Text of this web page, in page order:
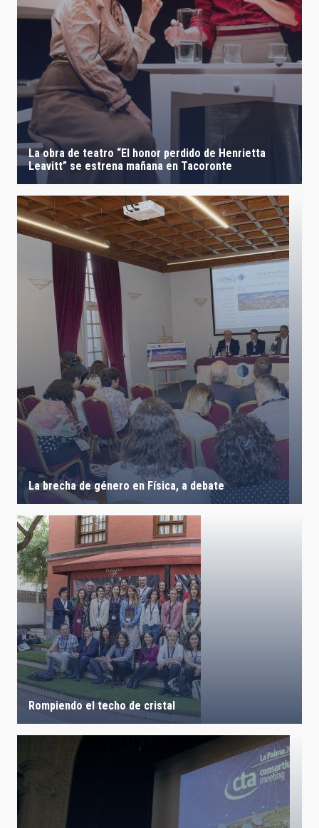
La obra de teatro “El honor perdido de Henrietta
Leavitt” se estrena mañana en Tacoronte
La brecha de género en Física, a debate
Rompiendo el techo de cristal